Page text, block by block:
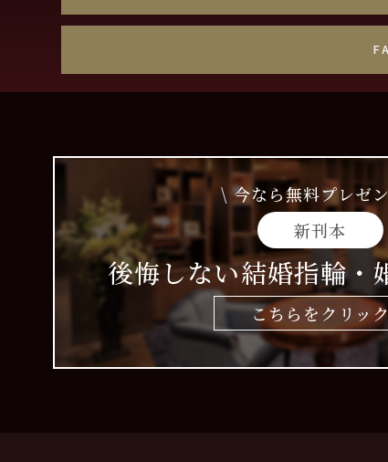
\ 今なら無料プレゼ
新刊本
後悔しない結婚指輪・
こちらをクリック